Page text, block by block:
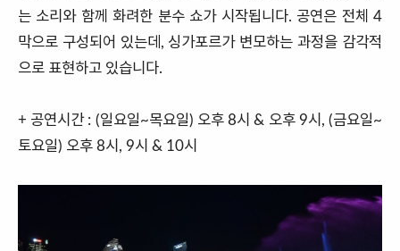
는 소리와 함께 화려한 분수 쇼가 시작됩니다. 공연은 전체 4
막으로 구성되어 있는데, 싱가포르가 변모하는 과정을 감각적
으로 표현하고 있습니다.
+ 공연시간 : (일요일~목요일) 오후 8시 & 오후 9시, (금요일~
토요일) 오후 8시, 9시 & 10시